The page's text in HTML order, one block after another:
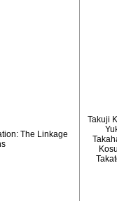
The Linkage
Takuji